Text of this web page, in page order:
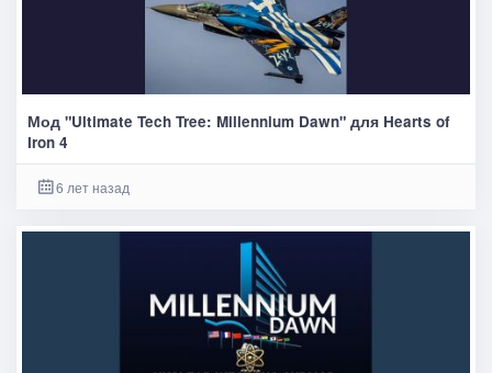
Мод "Ultimate Tech Tree: Millennium Dawn" для Hearts of
Iron 4
6 лет назад